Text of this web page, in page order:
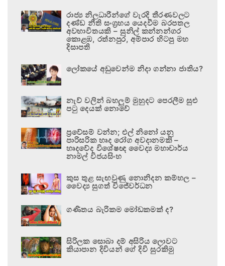
රාජ්‍ය නිලධාරීන්ගේ වැරදි තීරණවලට
දණ්ඩ නීති සංග්‍රහය යෙදවීම බරපතල
අවභාවිතයකි – සුනිල් කන්නන්ගර
කොළඹ, රත්නපුර, අම්පාර හිටපු මහ
දිසාපති
ලෝකයේ අඩුවෙන්ම නිදා ගන්නා ජාතිය?
නැව් වලින් බහලුම් මුහුදට පෙරලීම සුළු
පටු දෙයක් නොවේ
ප්‍රවේසම් වන්න; එල් නිනෝ යනු
පාරිසරික හෘද රෝග අවදානමකි –
හෘදවේද විශේෂඥ වෛද්‍ය මහාචාර්ය
නාමල් විජයසිංහ
කුස තුළ සැඟවුණු නොනිදන කම්හල –
වෛද්‍ය සුගත් විජේවර්ධන
ගණිතය බැරිකම මෝඩකමක් ද?
සිරිලක සොබා දම් අසිරිය ලොවට
කියාපාන දිවියන් ගේ දිවි සුරකිමු